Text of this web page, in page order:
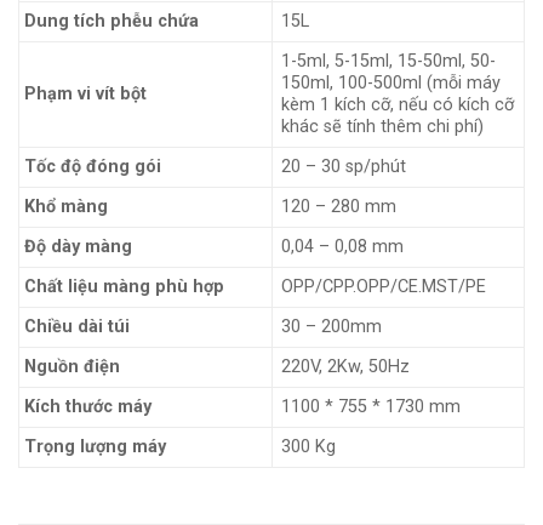
Dung tích phễu chứa
15L
Phạm vi vít bột
1-5ml, 5-15ml, 15-50ml, 50-
150ml, 100-500ml (mỗi máy
kèm 1 kích cỡ, nếu có kích cỡ
khác sẽ tính thêm chi phí)
Tốc độ đóng gói
20 – 30 sp/phút
Khổ màng
120 – 280 mm
Độ dày màng
0,04 – 0,08 mm
Chất liệu màng phù hợp
OPP/CPP.OPP/CE.MST/PE
Chiều dài túi
30 – 200mm
Nguồn điện
220V, 2Kw, 50Hz
Kích thước máy
1100 * 755 * 1730 mm
Trọng lượng máy
300 Kg